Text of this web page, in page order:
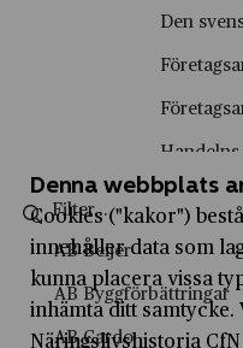
Engelska
Film- och tv-
Fysik
Försäljning
Geografi
Den
History
IVA
AB Beijer
AB Byggförbättringar
AB Cardo
Denna webbplats
Cookies ("kakor")
innehåller data som
kunna placera vissa
inhämta ditt samtycke.
Näringslivshistoria